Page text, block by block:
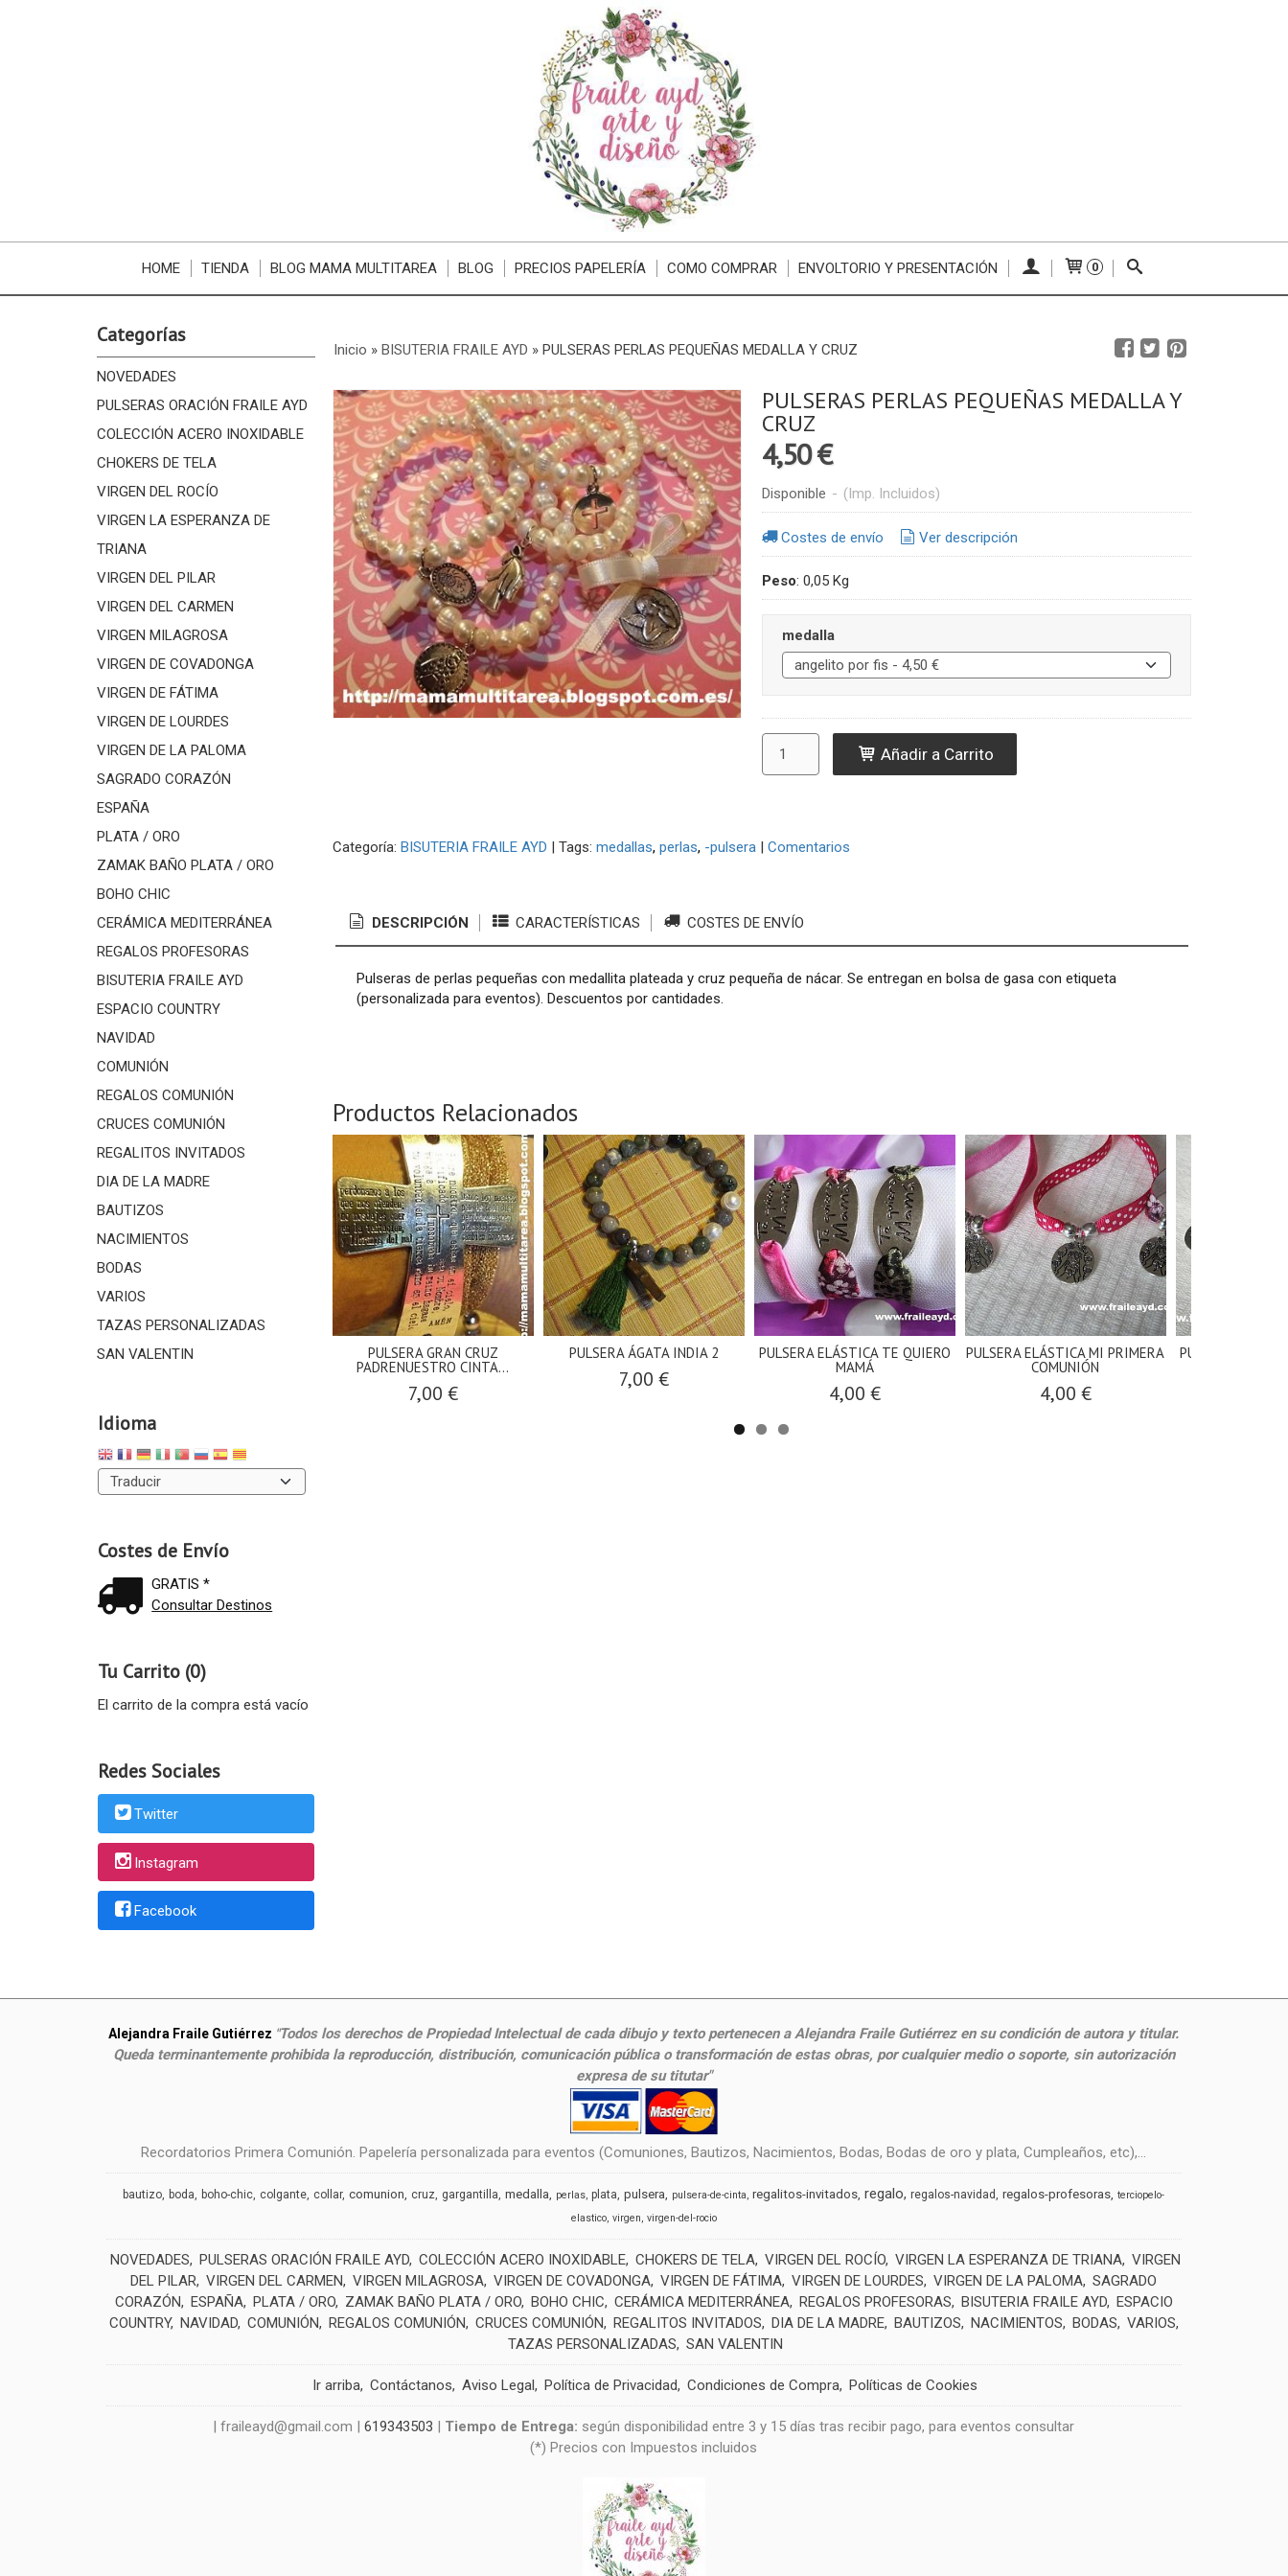
HOME TIENDA BLOG MAMA MULTITAREA BLOG PRECIOS PAPELERÍA COMO COMPRAR ENVOLTORIO Y PRESENTACIÓN 0
Categorías
NOVEDADES
PULSERAS ORACIÓN FRAILE AYD
COLECCIÓN ACERO INOXIDABLE
CHOKERS DE TELA
VIRGEN DEL ROCÍO
VIRGEN LA ESPERANZA DE
TRIANA
VIRGEN DEL PILAR
VIRGEN DEL CARMEN
VIRGEN MILAGROSA
VIRGEN DE COVADONGA
VIRGEN DE FÁTIMA
VIRGEN DE LOURDES
VIRGEN DE LA PALOMA
SAGRADO CORAZÓN
ESPAÑA
PLATA / ORO
ZAMAK BAÑO PLATA / ORO
BOHO CHIC
CERÁMICA MEDITERRÁNEA
REGALOS PROFESORAS
BISUTERIA FRAILE AYD
ESPACIO COUNTRY
NAVIDAD
COMUNIÓN
REGALOS COMUNIÓN
CRUCES COMUNIÓN
REGALITOS INVITADOS
DIA DE LA MADRE
BAUTIZOS
NACIMIENTOS
BODAS
VARIOS
TAZAS PERSONALIZADAS
SAN VALENTIN
Idioma
Costes de Envío
GRATIS *
Consultar Destinos
Tu Carrito (0)
El carrito de la compra está vacío
Redes Sociales
Twitter
Instagram
Facebook
Inicio » BISUTERIA FRAILE AYD » PULSERAS PERLAS PEQUEÑAS MEDALLA Y CRUZ
PULSERAS PERLAS PEQUEÑAS MEDALLA Y
CRUZ
4,50 €
Disponible - (Imp. Incluidos)
Costes de envío Ver descripción
Peso: 0,05 Kg
medalla
Añadir a Carrito
Categoría: BISUTERIA FRAILE AYD | Tags: medallas perlas -pulsera | Comentarios
DESCRIPCIÓN CARACTERÍSTICAS COSTES DE ENVÍO
Pulseras de perlas pequeñas con medallita plateada y cruz pequeña de nácar. Se entregan en bolsa de gasa con etiqueta
(personalizada para eventos). Descuentos por cantidades.
Productos Relacionados
PULSERA GRAN CRUZ
PADRENUESTRO CINTA...
7,00 €
PULSERA ÁGATA INDIA 2
7,00 €
PULSERA ELÁSTICA TE QUIERO
MAMÁ
4,00 €
PULSERA ELÁSTICA MI PRIMERA
COMUNIÓN
4,00 €
PULSERA
Alejandra Fraile Gutiérrez "Todos los derechos de Propiedad Intelectual de cada dibujo y texto pertenecen a Alejandra Fraile Gutiérrez en su condición de autora y titular.
Queda terminantemente prohibida la reproducción, distribución, comunicación pública o transformación de estas obras, por cualquier medio o soporte, sin autorización
expresa de su titutar"
Recordatorios Primera Comunión. Papelería personalizada para eventos (Comuniones, Bautizos, Nacimientos, Bodas, Bodas de oro y plata, Cumpleaños, etc),...
bautizo boda boho-chic colgante collar comunion cruz gargantilla medalla perlas plata pulsera pulsera-de-cinta regalitos-invitados regalo regalos-navidad regalos-profesoras terciopelo-
elastico virgen virgen-del-rocio
NOVEDADES PULSERAS ORACIÓN FRAILE AYD COLECCIÓN ACERO INOXIDABLE CHOKERS DE TELA VIRGEN DEL ROCÍO VIRGEN LA ESPERANZA DE TRIANA VIRGEN
DEL PILAR VIRGEN DEL CARMEN VIRGEN MILAGROSA VIRGEN DE COVADONGA VIRGEN DE FÁTIMA VIRGEN DE LOURDES VIRGEN DE LA PALOMA SAGRADO
CORAZÓN
ESPAÑA PLATA / ORO ZAMAK BAÑO PLATA / ORO BOHO CHIC CERÁMICA MEDITERRÁNEA REGALOS PROFESORAS BISUTERIA FRAILE AYD ESPACIO
COUNTRY NAVIDAD COMUNIÓN REGALOS COMUNIÓN CRUCES COMUNIÓN REGALITOS INVITADOS DIA DE LA MADRE BAUTIZOS NACIMIENTOS BODAS
VARIOS
TAZAS PERSONALIZADAS
SAN VALENTIN
Ir arriba Contáctanos Aviso Legal Política de Privacidad Condiciones de Compra Políticas de Cookies
| fraileayd@gmail.com |619343503 | Tiempo de Entrega: según disponibilidad entre 3 y 15 días tras recibir pago, para eventos consultar
(*) Precios con Impuestos incluidos